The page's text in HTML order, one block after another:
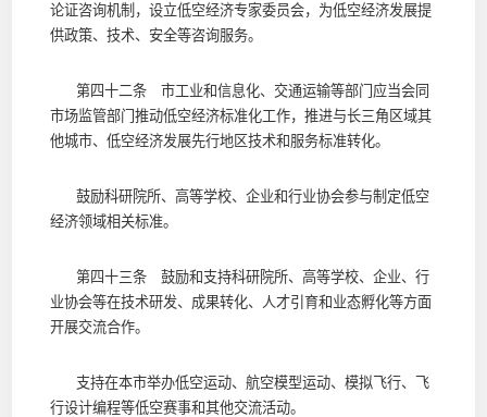
论证咨询机制，设立低空经济专家委员会，为低空经济发展提
供政策、技术、安全等咨询服务。
第四十二条 市工业和信息化、交通运输等部门应当会同
市场监管部门推动低空经济标准化工作，推进与长三角区域其
他城市、低空经济发展先行地区技术和服务标准转化。
鼓励科研院所、高等学校、企业和行业协会参与制定低空
经济领域相关标准。
第四十三条 鼓励和支持科研院所、高等学校、企业、行
业协会等在技术研发、成果转化、人才引育和业态孵化等方面
开展交流合作。
支持在本市举办低空运动、航空模型运动、模拟飞行、飞
行设计编程等低空赛事和其他交流活动。